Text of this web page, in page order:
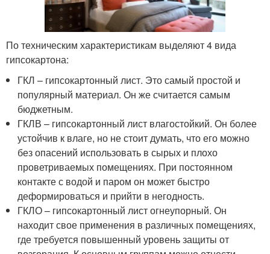
По техническим характеристикам выделяют 4 вида
гипсокартона:
ГКЛ – гипсокартонный лист. Это самый простой и
популярный материал. Он же считается самым
бюджетным.
ГКЛВ – гипсокартонный лист влагостойкий. Он более
устойчив к влаге, но не стоит думать, что его можно
без опасений использовать в сырых и плохо
проветриваемых помещениях. При постоянном
контакте с водой и паром он может быстро
деформироваться и прийти в негодность.
ГКЛО – гипсокартонный лист огнеупорный. Он
находит свое применения в различных помещениях,
где требуется повышенный уровень защиты от